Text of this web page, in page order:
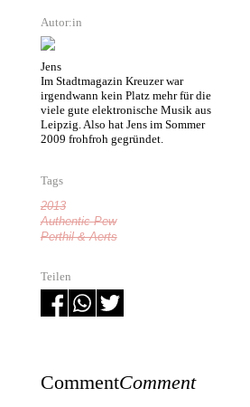
Autor:in
Jens
Im Stadtmagazin Kreuzer war
irgendwann kein Platz mehr für die
viele gute elektronische Musik aus
Leipzig. Also hat Jens im Sommer
2009 frohfroh gegründet.
Tags
2013
Authentic Pew
Perthil & Aerts
Teilen
CommentComment